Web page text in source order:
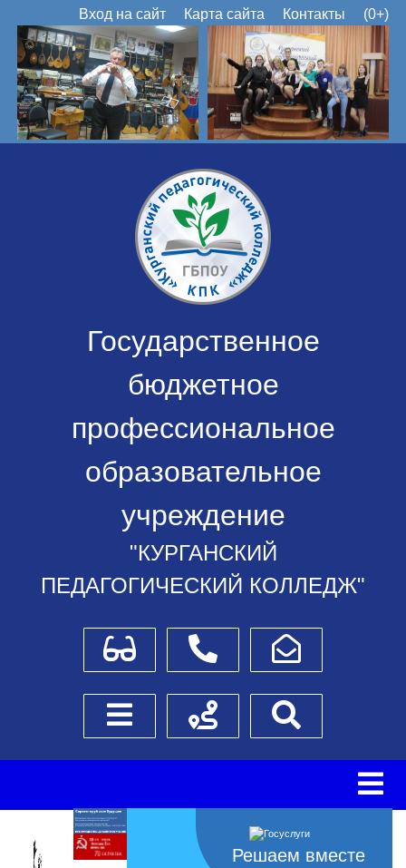
Вход на сайт Карта сайта Контакты (0+)
Государственное
бюджетное
профессиональное
образовательное
учреждение
"КУРГАНСКИЙ
ПЕДАГОГИЧЕСКИЙ КОЛЛЕДЖ"
Для слабовидящихТелефоныНаписать обращение
Боковое менюСхема проезда
Решаем вместе